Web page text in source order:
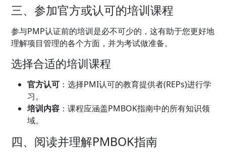
三、参加官方或认可的培训课程
参与PMP认证前的培训是必不可少的，这有助于您更好地
理解项目管理的各个方面，并为考试做准备。
选择合适的培训课程
官方认可 ：选择PMI认可的教育提供者(REPs)进行学
习。
培训内容 ：课程应涵盖PMBOK指南中的所有知识领
域。
四、阅读并理解PMBOK指南